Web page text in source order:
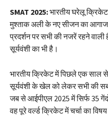
SMAT 2025:भारतीय घरेलू
मुश्ताक अली के नए सीजन का आगाज
प्रदर्शन पर सभी की नजरें रहने
सूर्यवंशी का भी है।
भारतीय क्रिकेट में पिछले एक साल
सूर्यवंशी के खेल को लेकर सभी की
जब से आईपीएल 2025 में सिर्फ 35
वह पूरे वर्ल्ड क्रिकेट में चर्चा का